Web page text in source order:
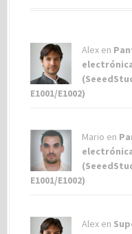
Alex en
E1001/E1002)
Mario en
E1001/E1002)
Alex en